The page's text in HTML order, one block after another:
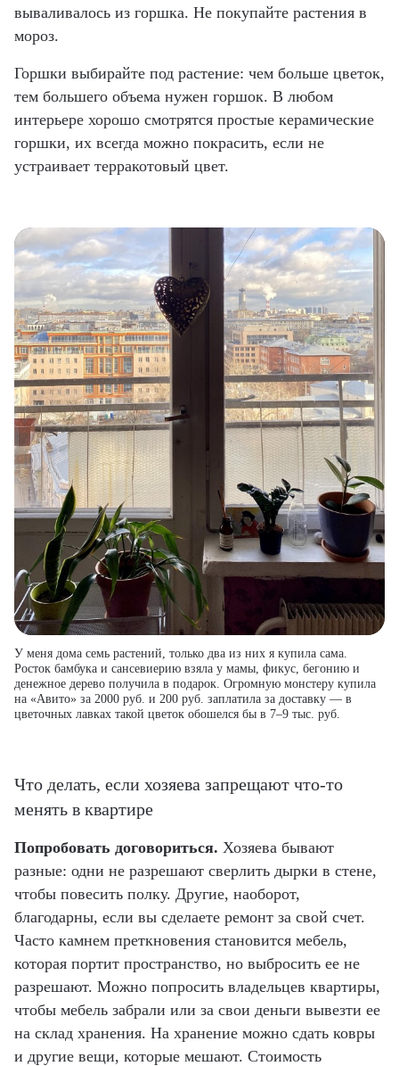
вываливалось из горшка. Не покупайте растения в
мороз.
Горшки выбирайте под растение: чем больше цветок,
тем большего объема нужен горшок. В любом
интерьере хорошо смотрятся простые керамические
горшки, их всегда можно покрасить, если не
устраивает терракотовый цвет.
У меня дома семь растений, только два из них я купила сама.
Росток бамбука и сансевиерию взяла у мамы, фикус, бегонию и
денежное дерево получила в подарок. Огромную монстеру купила
на «Авито» за 2000 руб. и 200 руб. заплатила за доставку — в
цветочных лавках такой цветок обошелся бы в 7–9 тыс. руб.
Что делать, если хозяева запрещают что-то
менять в квартире
Попробовать договориться. Хозяева бывают
разные: одни не разрешают сверлить дырки в стене,
чтобы повесить полку. Другие, наоборот,
благодарны, если вы сделаете ремонт за свой счет.
Часто камнем преткновения становится мебель,
которая портит пространство, но выбросить ее не
разрешают. Можно попросить владельцев квартиры,
чтобы мебель забрали или за свои деньги вывезти ее
на склад хранения. На хранение можно сдать ковры
и другие вещи, которые мешают. Стоимость